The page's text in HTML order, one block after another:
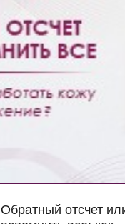
Обратный отсчет